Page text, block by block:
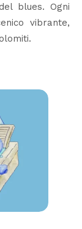
blues. Ogni
vibrante,